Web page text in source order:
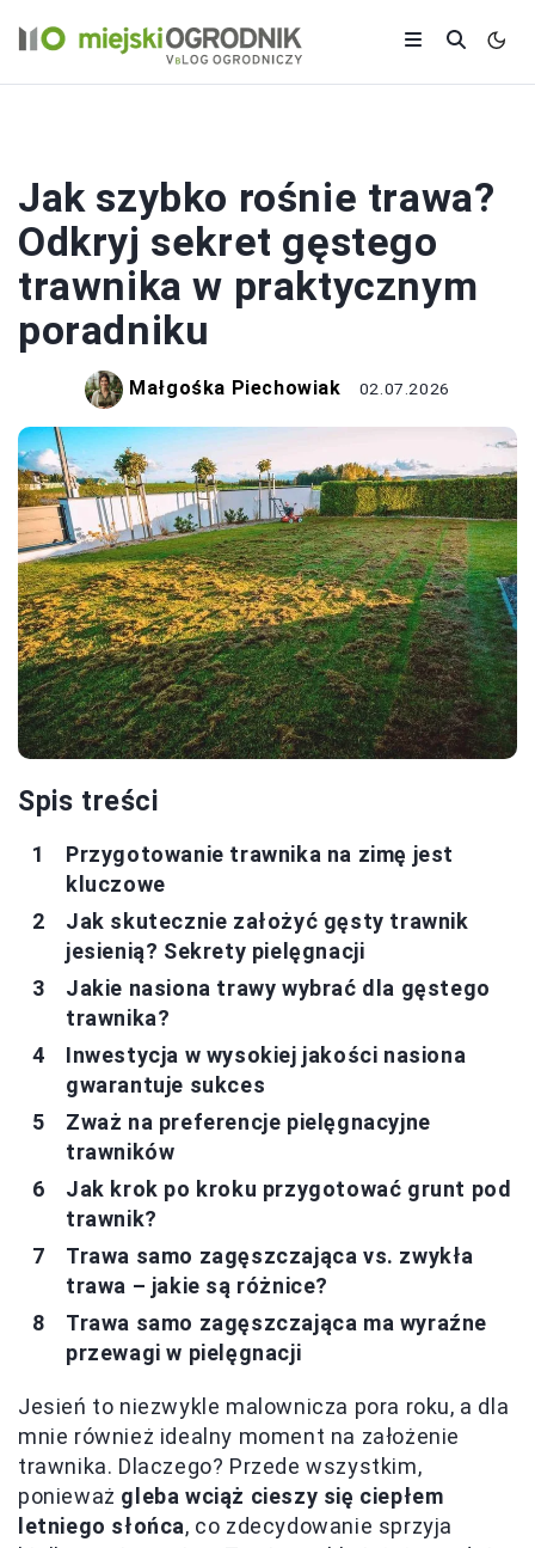
Jak szybko rośnie trawa?
Odkryj sekret gęstego
trawnika w praktycznym
poradniku
Małgośka Piechowiak 02.07.2026
Spis treści
Przygotowanie trawnika na zimę jest
kluczowe
Jak skutecznie założyć gęsty trawnik
jesienią? Sekrety pielęgnacji
Jakie nasiona trawy wybrać dla gęstego
trawnika?
Inwestycja w wysokiej jakości nasiona
gwarantuje sukces
Zważ na preferencje pielęgnacyjne
trawników
Jak krok po kroku przygotować grunt pod
trawnik?
Trawa samo zagęszczająca vs. zwykła
trawa – jakie są różnice?
Trawa samo zagęszczająca ma wyraźne
przewagi w pielęgnacji
Jesień to niezwykle malownicza pora roku, a dla
mnie również idealny moment na założenie
trawnika. Dlaczego? Przede wszystkim,
ponieważ gleba wciąż cieszy się ciepłem
letniego słońca, co zdecydowanie sprzyja